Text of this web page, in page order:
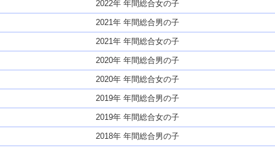
2022年 年間総合女の子
2021年 年間総合男の子
2021年 年間総合女の子
2020年 年間総合男の子
2020年 年間総合女の子
2019年 年間総合男の子
2019年 年間総合女の子
2018年 年間総合男の子